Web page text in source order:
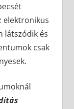
elektronikus
látszódik és
csak